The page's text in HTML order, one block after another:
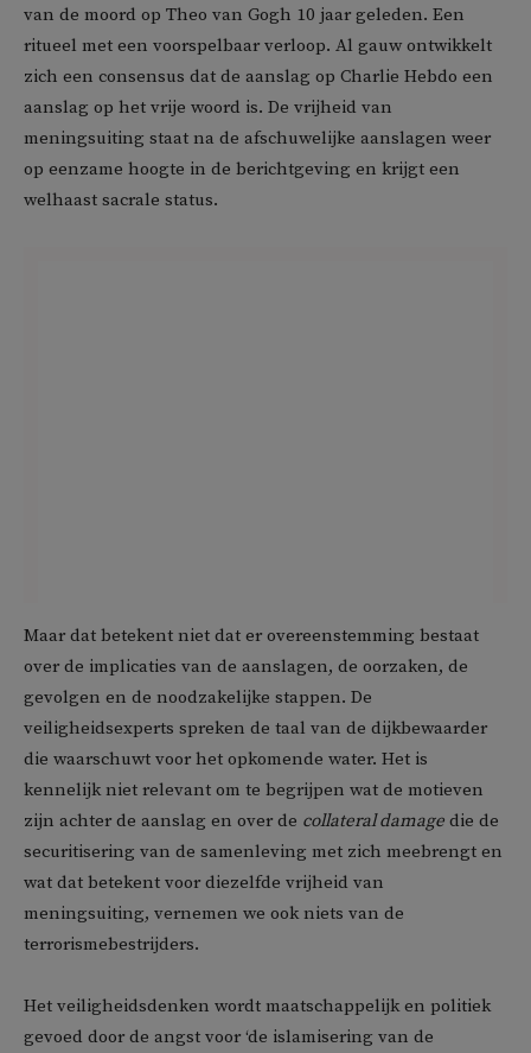
van de moord op Theo van Gogh 10 jaar geleden. Een
ritueel met een voorspelbaar verloop. Al gauw ontwikkelt
zich een consensus dat de aanslag op Charlie Hebdo een
aanslag op het vrije woord is. De vrijheid van
meningsuiting staat na de afschuwelijke aanslagen weer
op eenzame hoogte in de berichtgeving en krijgt een
welhaast sacrale status.
Maar dat betekent niet dat er overeenstemming bestaat
over de implicaties van de aanslagen, de oorzaken, de
gevolgen en de noodzakelijke stappen. De
veiligheidsexperts spreken de taal van de dijkbewaarder
die waarschuwt voor het opkomende water. Het is
kennelijk niet relevant om te begrijpen wat de motieven
zijn achter de aanslag en over de collateral damage die de
securitisering van de samenleving met zich meebrengt en
wat dat betekent voor diezelfde vrijheid van
meningsuiting, vernemen we ook niets van de
terrorismebestrijders.
Het veiligheidsdenken wordt maatschappelijk en politiek
gevoed door de angst voor ‘de islamisering van de